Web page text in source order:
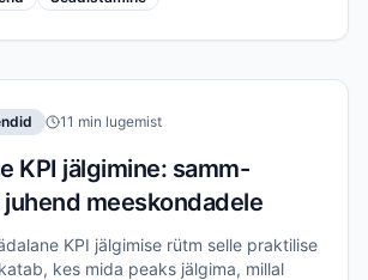
11 min lugemist
KPI jälgimine: samm-
meeskondadele
KPI jälgimise rütm selle praktilise
kes mida peaks jälgima, millal